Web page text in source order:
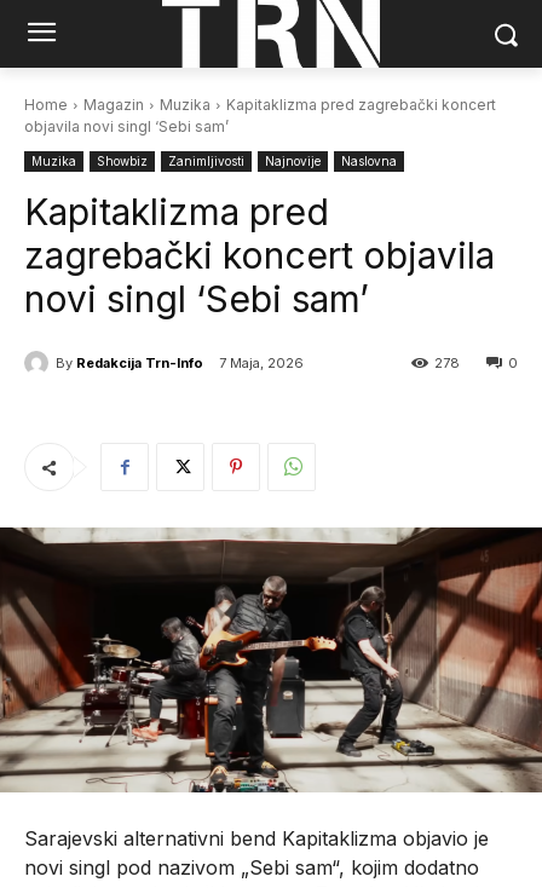
Home Magazin Muzika
Kapitaklizma pred zagrebački koncert
objavila novi singl ‘Sebi sam’
Muzika Showbiz Zanimljivosti Najnovije Naslovna
Kapitaklizma pred
zagrebački koncert objavila
novi singl ‘Sebi sam’
By Redakcija Trn-Info 7 Maja, 2026 0
278
Sarajevski alternativni bend Kapitaklizma objavio je
novi singl pod nazivom „Sebi sam“, kojim dodatno